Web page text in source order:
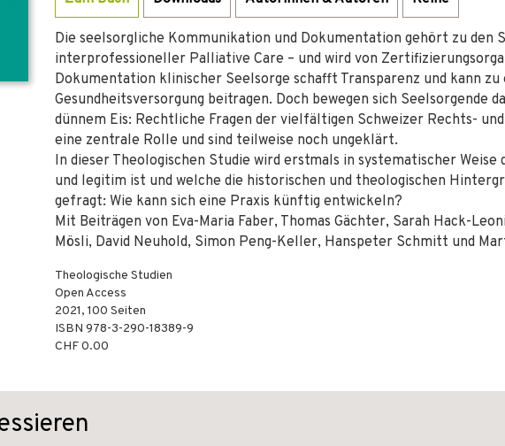
Die seelsorgliche Kommunikation und Dokumentation gehört zu den
interprofessioneller Palliative Care – und wird von
Dokumentation klinischer Seelsorge schafft Transparenz und kann
Gesundheitsversorgung beitragen. Doch bewegen sich Seelsorgende
dünnem Eis: Rechtliche Fragen der vielfältigen Schweizer Rechts-
eine zentrale Rolle und sind teilweise noch ungeklärt.
In dieser Theologischen Studie wird erstmals in systematischer
und legitim ist und welche die historischen und theologischen
gefragt: Wie kann sich eine Praxis künftig entwickeln?
Mit Beiträgen von Eva-Maria Faber, Thomas Gächter, Sarah Hack-
Mösli, David Neuhold, Simon Peng-Keller, Hanspeter Schmitt und
Theologische Studien
Open Access
2021, 100 Seiten
ISBN 978-3-290-18389-9
CHF 0.00